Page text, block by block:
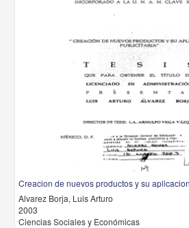
Creacion de nuevos productos y su
Alvarez Borja, Luis Arturo
2003
Ciencias Sociales y Económicas